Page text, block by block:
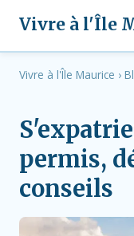
Vivre à l'Île
Vivre à l'Île Maurice ›
permis,
conseils